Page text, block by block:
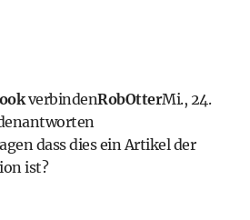
verbindenRobOtterMi., 24.
antworten
dass dies ein Artikel der
ist?